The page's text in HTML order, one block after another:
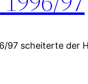
97 scheiterte der